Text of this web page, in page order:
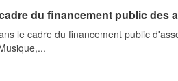
du financement public des
le cadre du financement public